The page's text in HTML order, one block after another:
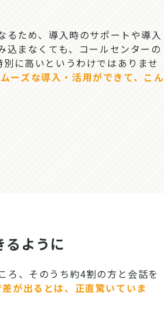
るため、導入時のサポートや導入
込まなくても、コールセンターの
に高いというわけではありませ
ーズな導入・活用ができて、こん
るように
ろ、そのうち約4割の方と会話を
が出るとは、正直驚いていま